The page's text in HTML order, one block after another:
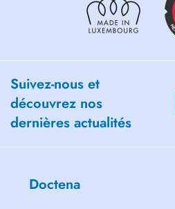
Suivez-nous et
découvrez nos
dernières actualités
Doctena